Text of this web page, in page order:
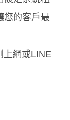
您的客戶最
上網或LINE